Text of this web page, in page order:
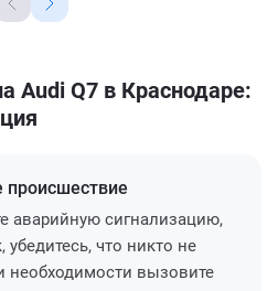
Audi Q7 в Краснодаре:
происшествие
аварийную сигнализацию,
убедитесь, что никто не
необходимости вызовите